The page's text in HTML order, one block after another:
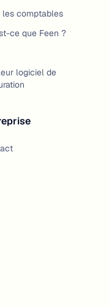
les comptables
ce que Feen ?
logiciel de